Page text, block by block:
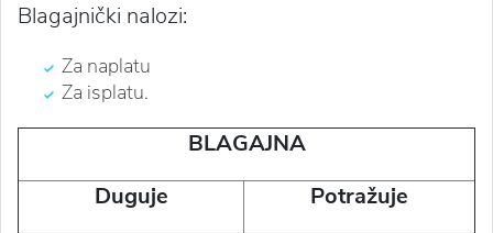
Blagajnički nalozi:
Za naplatu
Za isplatu.
BLAGAJNA
Duguje
Potražuje